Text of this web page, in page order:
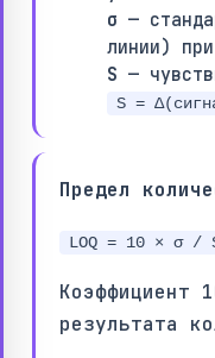
σ —
линии)
S —
S =
Предел
LOQ = 10 × σ /
Коэффициент
результата